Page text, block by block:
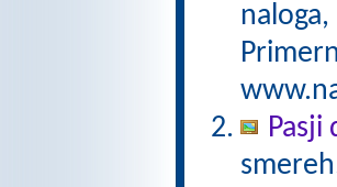
Pasji